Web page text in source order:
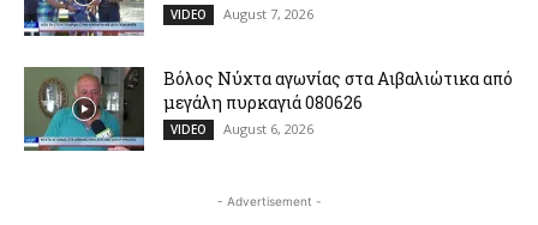
VIDEO August 7, 2026
Βόλος Νύχτα αγωνίας στα Αιβαλιώτικα από
μεγάλη πυρκαγιά 080626
VIDEO August 6, 2026
- Advertisement -